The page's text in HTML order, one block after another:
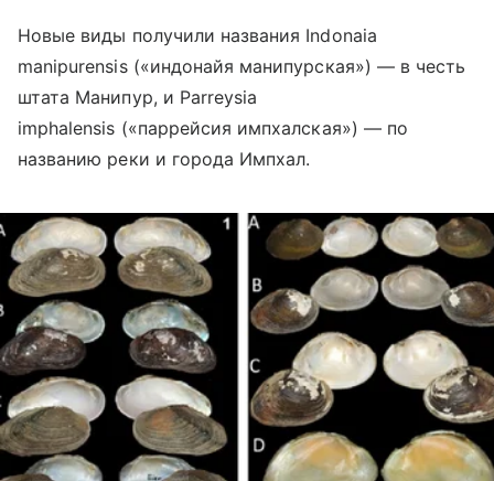
Новые виды получили названия Indonaia
manipurensis («индонайя манипурская») — в честь
штата Манипур, и Parreysia
imphalensis («паррейсия импхалская») — по
названию реки и города Импхал.